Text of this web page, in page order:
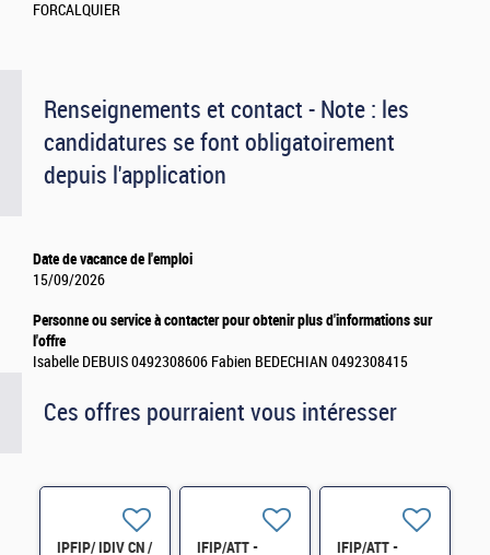
FORCALQUIER
Renseignements et contact - Note : les
candidatures se font obligatoirement
depuis l'application
Date de vacance de l'emploi
15/09/2026
Personne ou service à contacter pour obtenir plus d'informations sur
l'offre
Isabelle DEBUIS 0492308606 Fabien BEDECHIAN 0492308415
Ces offres pourraient vous intéresser
IPFIP/ IDIV CN / IFIP/ATT - IFIP/ATT -